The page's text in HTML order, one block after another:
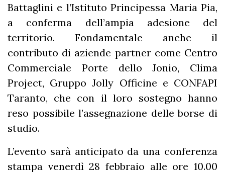
Battaglini e l’Istituto Principessa Maria Pia,
a conferma dell’ampia adesione del
territorio. Fondamentale anche il
contributo di aziende partner come Centro
Commerciale Porte dello Jonio, Clima
Project, Gruppo Jolly Officine e CONFAPI
Taranto, che con il loro sostegno hanno
reso possibile l’assegnazione delle borse di
studio.
L’evento sarà anticipato da una conferenza
stampa venerdì 28 febbraio alle ore 10.00